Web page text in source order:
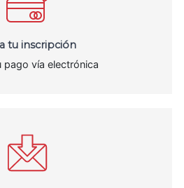
tu inscripción
pago vía electrónica